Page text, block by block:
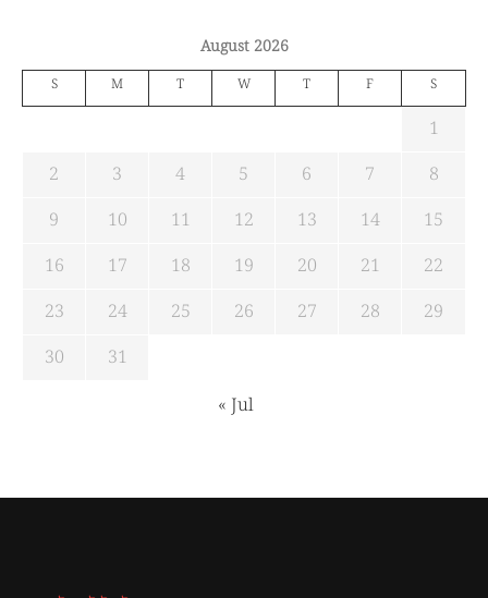
August 2026
S M T W T F S
1
2
3 4 5 6 7
8
9
10 11 12 13 14
15
16
17 18 19 20 21
22
23
24 25 26 27 28
29
30
31
« Jul